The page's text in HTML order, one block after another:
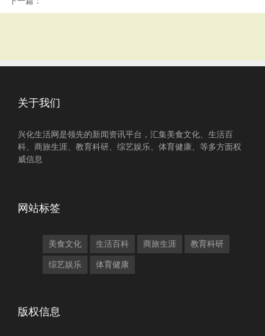
关于我们
兴化生活网是领先的新闻资讯平台，汇集美食文化、生活百
科、商旅生涯、教育科研、综艺娱乐、体育健康、等多方面权
威信息
网站标签
美食文化 生活百科 商旅生涯 教育科研
综艺娱乐 体育健康
版权信息